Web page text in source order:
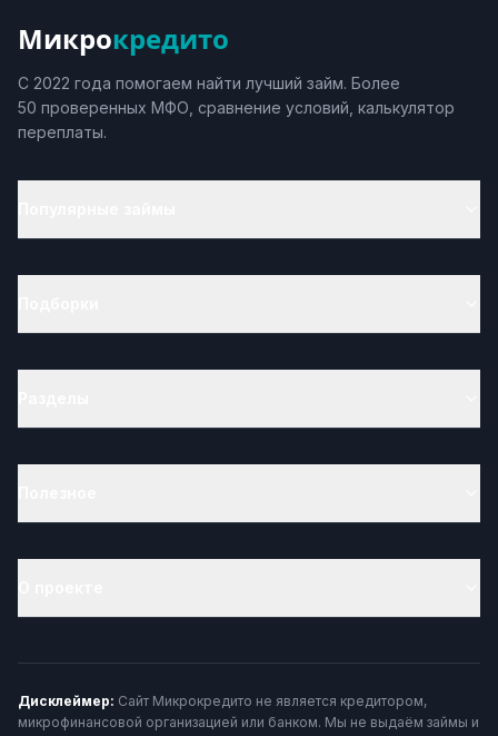
Микрокредито
С 2022 года помогаем найти лучший займ. Более
50 проверенных МФО, сравнение условий, калькулятор
переплаты.
Дисклеймер: Сайт Микрокредито не является кредитором,
микрофинансовой организацией или банком. Мы не выдаём займы и